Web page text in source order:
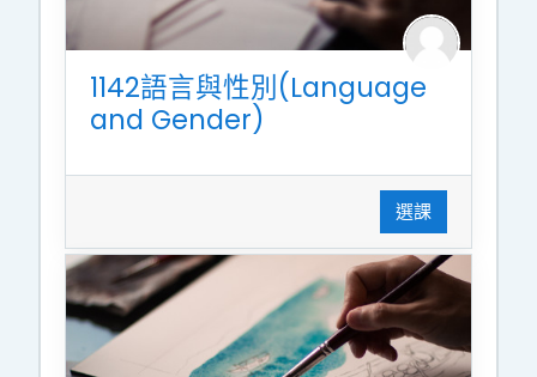
1142語言與性別(Language
and Gender)
選課